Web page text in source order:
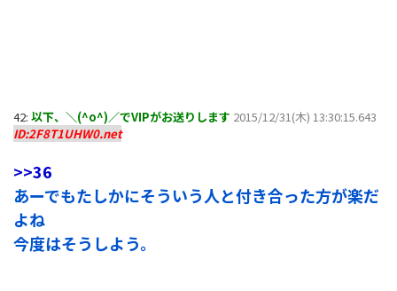
42: 以下、＼(^o^)／でVIPがお送りします 2015/12/31(木) 13:30:15.643
ID:2F8T1UHW0.net
>>36
あーでもたしかにそういう人と付き合った方が楽だ
よね
今度はそうしよう。